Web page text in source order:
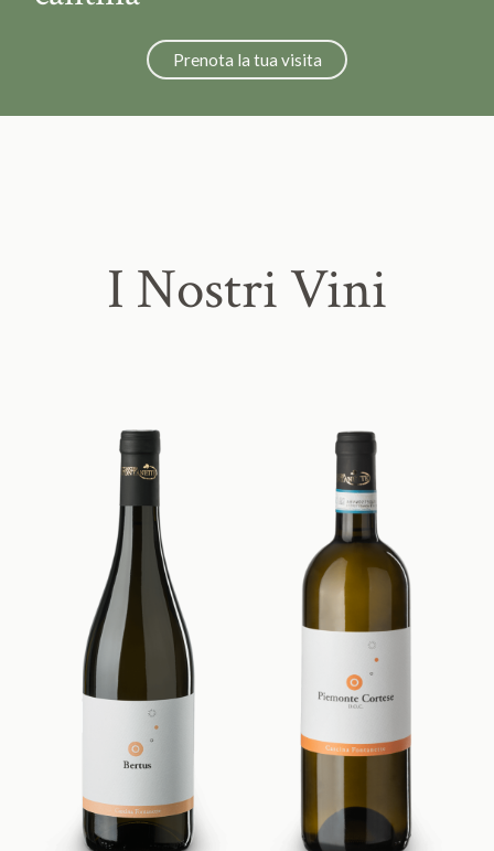
Prenota la tua visita
I Nostri Vini